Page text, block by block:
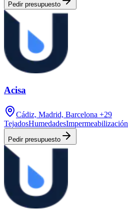
Pedir presupuesto
Acisa
Cádiz, Madrid, Barcelona +29
TejadosHumedadesImpermeabilización
Pedir presupuesto